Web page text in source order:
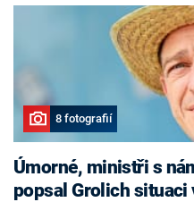
8 fotografií
Úmorné, ministři s
popsal Grolich